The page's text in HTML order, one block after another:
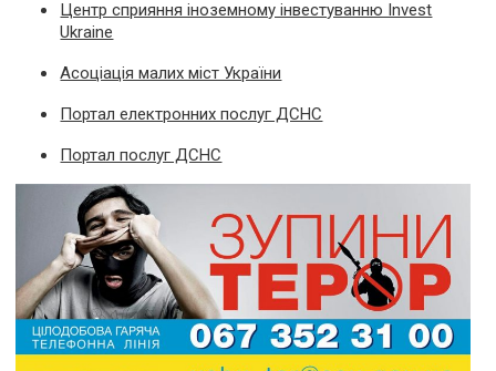
Центр сприяння іноземному інвестуванню Invest
Ukraine
Асоціація малих міст України
Портал електронних послуг ДСНС
Портал послуг ДСНС